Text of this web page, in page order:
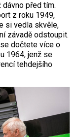
dávno před tím.
z roku 1949,
si vedla skvěle,
závadě odstoupit.
se dočtete více o
1964, jenž se
tehdejšího